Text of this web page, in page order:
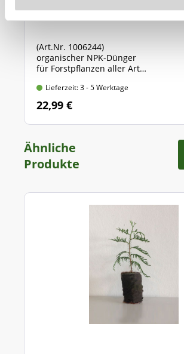
(Art.Nr. 1006244)
organischer NPK-Dünger
für Forstpflanzen aller Art
Lieferzeit: 3 - 5 Werktage
22,99 €
Ähnliche
Produkte